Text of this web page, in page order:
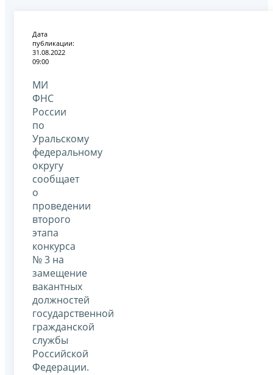
Дата
публикации:
31.08.2022
09:00
МИ
ФНС
России
по
Уральскому
федеральному
округу
сообщает
о
проведении
второго
этапа
конкурса
№ 3 на
замещение
вакантных
должностей
государственной
гражданской
службы
Российской
Федерации.